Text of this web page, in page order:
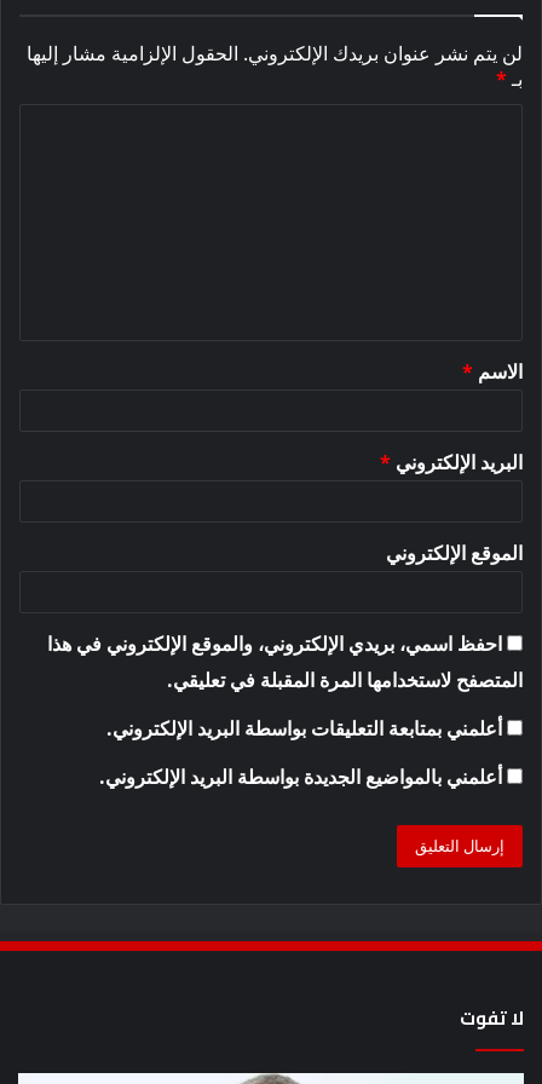
لن يتم نشر عنوان بريدك الإلكتروني. الحقول الإلزامية مشار إليها
بـ*
*
الاسم *
البريد الإلكتروني *
الموقع الإلكتروني
احفظ اسمي، بريدي الإلكتروني، والموقع الإلكتروني في هذا
المتصفح لاستخدامها المرة المقبلة في تعليقي.
أعلمني بمتابعة التعليقات بواسطة البريد الإلكتروني.
أعلمني بالمواضيع الجديدة بواسطة البريد الإلكتروني.
لا تفوت